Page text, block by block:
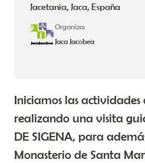
Jacetania, Jaca, España
Organiza:
Jaca Jacobea
Iniciamos las actividades
realizando una visita
DE SIGENA, para
Monasterio de Santa